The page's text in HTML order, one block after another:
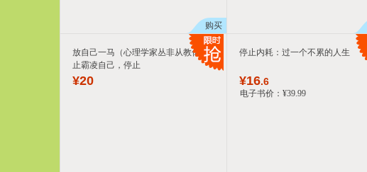
购买
放自己一马（心理学家丛非从教你停
止霸凌自己，停止
¥20
停止内耗：过一个不累的人生
¥16.6
电子书价： ¥39.99